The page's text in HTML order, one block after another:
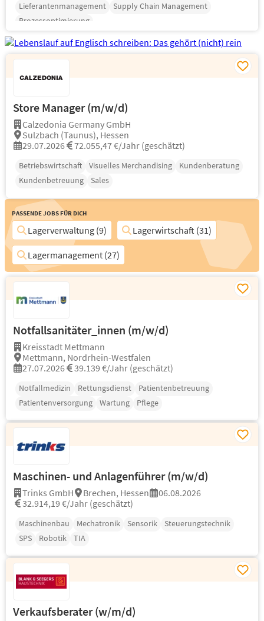
Lieferantenmanagement
Supply Chain Management
Prozessoptimierung
Store Manager (m/w/d)
Calzedonia Germany GmbH
Sulzbach (Taunus), Hessen
29.07.2026
72.055,47 €/Jahr (geschätzt)
Betriebswirtschaft Visuelles Merchandising
Kundenberatung
Kundenbetreuung
Sales
Passende Jobs für Dich
Lagerverwaltung (9)
Lagerwirtschaft (31)
Lagermanagement (27)
Notfallsanitäter_innen (m/w/d)
Kreisstadt Mettmann
Mettmann, Nordrhein-Westfalen
27.07.2026
39.139 €/Jahr (geschätzt)
Notfallmedizin Rettungsdienst
Patientenbetreuung
Patientenversorgung
Wartung Pflege
Maschinen- und Anlagenführer (m/w/d)
Trinks GmbH Brechen, Hessen
06.08.2026
32.914,19 €/Jahr (geschätzt)
Maschinenbau Mechatronik Sensorik
Steuerungstechnik
SPS
Robotik TIA
Verkaufsberater (w/m/d)